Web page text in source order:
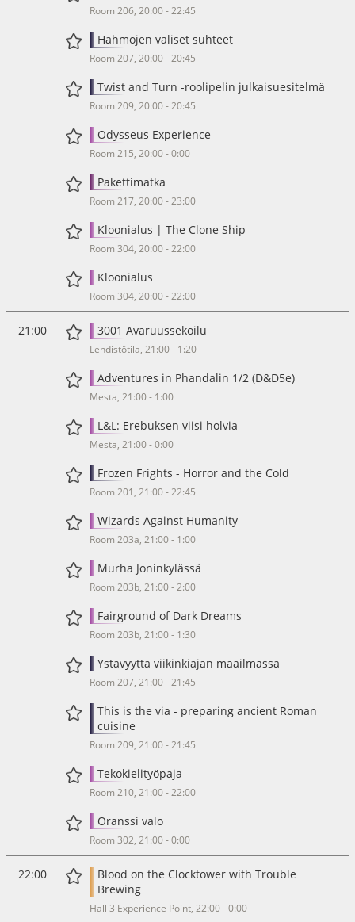
Room 206, 20:00 - 22:45
Hahmojen väliset suhteet
Room 207, 20:00 - 20:45
Twist and Turn -roolipelin julkaisuesitelmä
Room 209, 20:00 - 20:45
Odysseus Experience
Room 215, 20:00 - 0:00
Pakettimatka
Room 217, 20:00 - 23:00
Kloonialus | The Clone Ship
Room 304, 20:00 - 22:00
Kloonialus
Room 304, 20:00 - 22:00
21:00 3001 Avaruussekoilu
Lehdistötila, 21:00 - 1:20
Adventures in Phandalin 1/2 (D&D5e)
Mesta, 21:00 - 1:00
L&L: Erebuksen viisi holvia
Mesta, 21:00 - 0:00
Frozen Frights - Horror and the Cold
Room 201, 21:00 - 22:45
Wizards Against Humanity
Room 203a, 21:00 - 1:00
Murha Joninkylässä
Room 203b, 21:00 - 2:00
Fairground of Dark Dreams
Room 203b, 21:00 - 1:30
Ystävyyttä viikinkiajan maailmassa
Room 207, 21:00 - 21:45
This is the via - preparing ancient Roman
cuisine
Room 209, 21:00 - 21:45
Tekokielityöpaja
Room 210, 21:00 - 22:00
Oranssi valo
Room 302, 21:00 - 0:00
22:00
Blood on the Clocktower with Trouble
Brewing
Hall 3 Experience Point, 22:00 - 0:00